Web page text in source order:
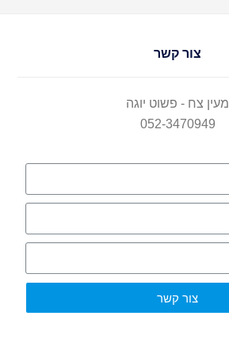
צור קשר
מעין צח - פשוט יוגה
052-3470949
צור קשר